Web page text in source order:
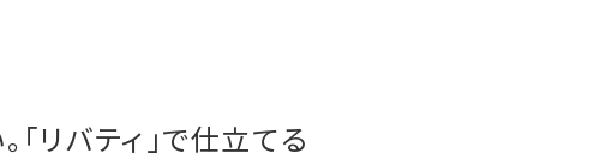
リバティ」で仕立てる